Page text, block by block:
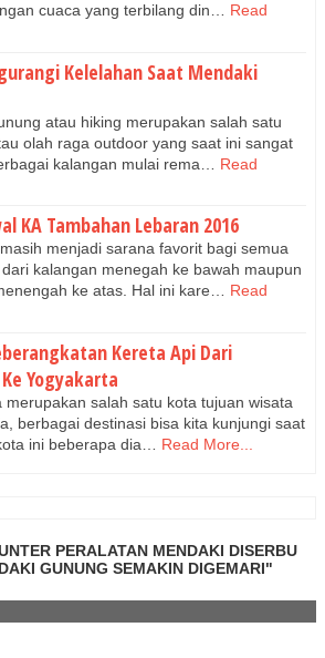
cuaca yang terbilang din…
Read
Kelelahan Saat Mendaki
atau hiking merupakan salah satu
olah raga outdoor yang saat ini sangat
kalangan mulai rema…
Read
KA Tambahan Lebaran 2016
menjadi sarana favorit bagi semua
kalangan menegah ke bawah maupun
ke atas. Hal ini kare…
Read
Kereta Api Dari
Yogyakarta
merupakan salah satu kota tujuan wisata
berbagai destinasi bisa kita kunjungi saat
ini beberapa dia…
Read More...
PERALATAN MENDAKI DISERBU
GUNUNG SEMAKIN DIGEMARI"